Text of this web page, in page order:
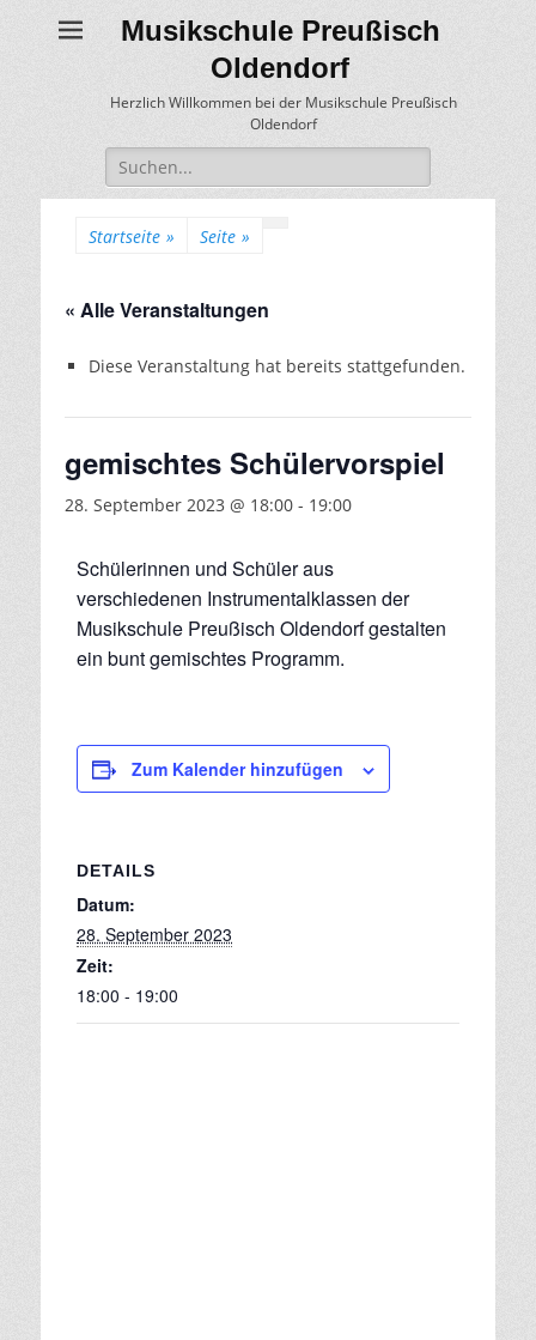
Musikschule Preußisch
Oldendorf
Herzlich Willkommen bei der Musikschule Preußisch
Oldendorf
Suche
für:
Startseite » Seite »
« Alle Veranstaltungen
Diese Veranstaltung hat bereits stattgefunden.
gemischtes Schülervorspiel
28. September 2023 @ 18:00 - 19:00
Schülerinnen und Schüler aus
verschiedenen Instrumentalklassen der
Musikschule Preußisch Oldendorf gestalten
ein bunt gemischtes Programm.
Zum Kalender hinzufügen
DETAILS
Datum:
28. September 2023
Zeit:
18:00 - 19:00